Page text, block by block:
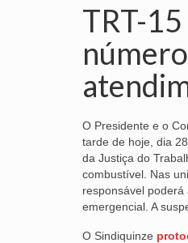
TRT-
O Presidente e o
tarde de hoje, dia
da Justiça do
combustível. Nas
responsável
emergencial. A
O Sindiquinze